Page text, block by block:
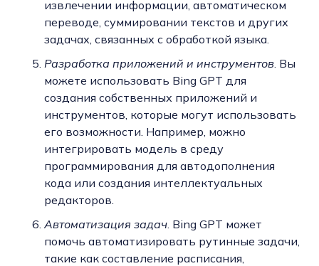
извлечении информации, автоматическом
переводе, суммировании текстов и других
задачах, связанных с обработкой языка.
Разработка приложений и инструментов. Вы
можете использовать Bing GPT для
создания собственных приложений и
инструментов, которые могут использовать
его возможности. Например, можно
интегрировать модель в среду
программирования для автодополнения
кода или создания интеллектуальных
редакторов.
Автоматизация задач. Bing GPT может
помочь автоматизировать рутинные задачи,
такие как составление расписания,